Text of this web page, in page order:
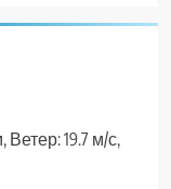
Ветер: 19.7 м/с,